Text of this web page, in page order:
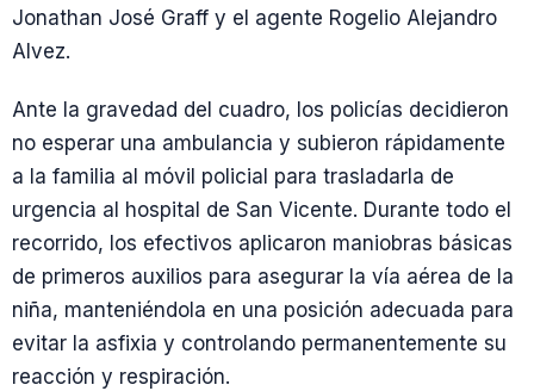
Jonathan José Graff y el agente Rogelio Alejandro
Alvez.
Ante la gravedad del cuadro, los policías decidieron
no esperar una ambulancia y subieron rápidamente
a la familia al móvil policial para trasladarla de
urgencia al hospital de San Vicente. Durante todo el
recorrido, los efectivos aplicaron maniobras básicas
de primeros auxilios para asegurar la vía aérea de la
niña, manteniéndola en una posición adecuada para
evitar la asfixia y controlando permanentemente su
reacción y respiración.